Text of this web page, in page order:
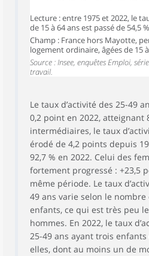
Lecture : entre 1975 et 2022, le
de 15 à 64 ans est passé de 54,5
Champ : France hors Mayotte,
logement ordinaire, âgées de 15
Source : Insee, enquêtes Emploi,
travail.
Le taux d’activité des 25-49
0,2 point en 2022, atteignant
intermédiaires, le taux
érodé de 4,2 points depuis
92,7 % en 2022. Celui des
fortement progressé : +23,5
même période. Le taux
49 ans varie selon le nombre
enfants, ce qui est très peu
hommes. En 2022, le taux
25-49 ans ayant trois
elles, dont au moins un de